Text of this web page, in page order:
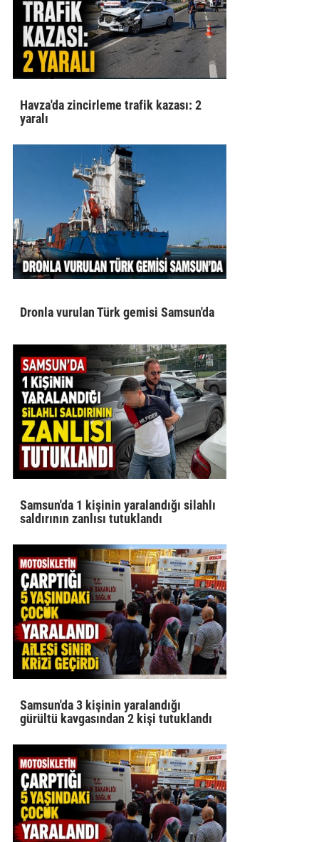
Havza'da zincirleme trafik kazası: 2
yaralı
Dronla vurulan Türk gemisi Samsun'da
Samsun'da 1 kişinin yaralandığı silahlı
saldırının zanlısı tutuklandı
Samsun'da 3 kişinin yaralandığı
gürültü kavgasından 2 kişi tutuklandı